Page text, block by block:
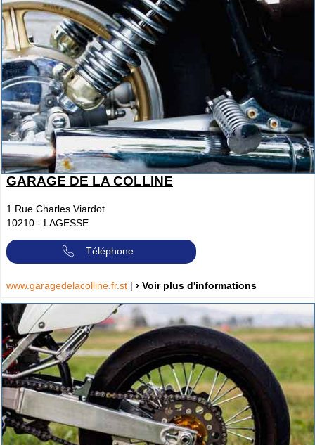
GARAGE DE LA COLLINE
1 Rue Charles Viardot
10210 - LAGESSE
Téléphone
www.garagedelacolline.fr.st | › Voir plus d'informations